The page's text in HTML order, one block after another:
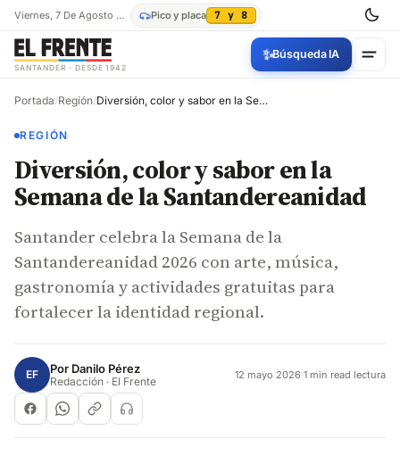
Viernes, 7 De Agosto De 2026 Pico y placa 7 y 8
SANTANDER · DESDE 1942
✨Búsqueda IA
Portada/Región/ Diversión, color y sabor en la Semana de la Santandereanidad
REGIÓN
Diversión, color y sabor en la
Semana de la Santandereanidad
Santander celebra la Semana de la
Santandereanidad 2026 con arte, música,
gastronomía y actividades gratuitas para
fortalecer la identidad regional.
EF Por Danilo Pérez
Redacción · El Frente 12 mayo 2026·1 min read lectura